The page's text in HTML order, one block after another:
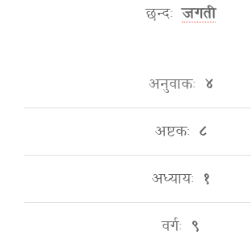
छन्दः जगती
अनुवाकः ४
अष्टकः ८
अध्यायः १
वर्गः ९